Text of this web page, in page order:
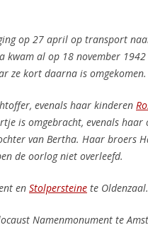
op 27 april op transport
kwam al op 18 november
ze kort daarna is omgekomen.
evenals haar kinderen
is omgebracht, evenals
van Bertha. Haar broers
de oorlog niet overleefd.
en Stolpersteine te Oldenzaal.
Namenmonument te